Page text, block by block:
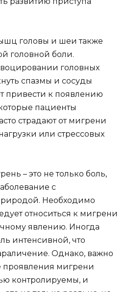
головы и шеи также
головной боли.
головных
спазмы и сосуды
привести к появлению
пациенты
страдают от мигрени
или стрессовых
– это не только боль,
с
Необходимо
относиться к мигрени
явлению. Иногда
интенсивной, что
Однако, важно
проявления мигрени
контролируемы, и